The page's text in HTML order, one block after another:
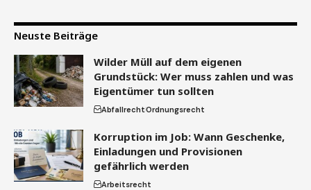
Neuste Beiträge
Wilder Müll auf dem eigenen
Grundstück: Wer muss zahlen und was
Eigentümer tun sollten
AbfallrechtOrdnungsrecht
Korruption im Job: Wann Geschenke,
Einladungen und Provisionen
gefährlich werden
Arbeitsrecht